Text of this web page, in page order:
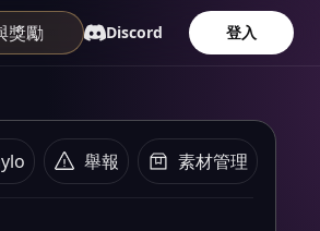
獎勵 Discord 登入
舉報 素材管理